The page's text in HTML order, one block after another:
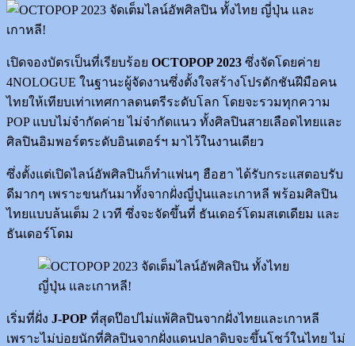
เปิดจองบัตรเป็นที่เรียบร้อย OCTOPOP 2023 ซึ่งจัดโดยค่าย
4NOLOGUE ในฐานะผู้จัดงานซึ่งตั้งใจสร้างโปรดักชันฝีมือคน
ไทยให้เทียบเท่าเทศกาลดนตรีระดับโลก โดยจะรวมทุกความ
POP แบบไม่จำกัดค่าย ไม่จำกัดแนว ทั้งศิลปินสายเลือดไทยและ
ศิลปินอิมพอร์ตระดับอินเตอร์ฯ มาไว้ในงานเดียว
ซึ่งตั้งแต่เปิดไลน์อัพศิลปินก็ทำแฟนๆ ฮือฮา ได้รับกระแสตอบรับ
ดีมากๆ เพราะขนกันมาทั้งจากฝั่งญี่ปุ่นและเกาหลี พร้อมศิลปิน
ไทยแบบล้นเต็ม 2 เวที ซึ่งจะจัดขึ้นที่ ธันเดอร์โดมสเตเดียม และ
ธันเดอร์โดม
เริ่มที่ฝั่ง J-POP ที่สุดป๊อปไม่แพ้ศิลปินจากฝั่งไทยและเกาหลี
เพราะไม่บ่อยนักที่ศิลปินจากฝั่งแดนปลาดิบจะขึ้นโชว์ในไทย ไม่